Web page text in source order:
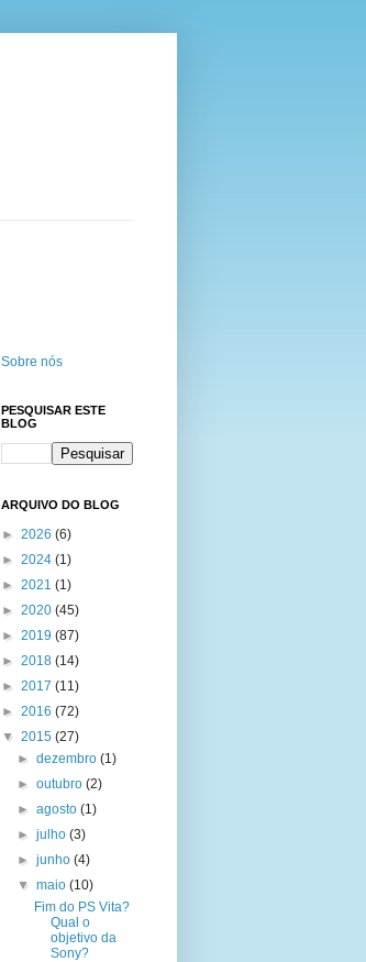
Sobre nós
PESQUISAR ESTE
BLOG
ARQUIVO DO BLOG
► 2026 (6)
► 2024 (1)
► 2021 (1)
► 2020 (45)
► 2019 (87)
► 2018 (14)
► 2017 (11)
► 2016 (72)
▼ 2015 (27)
►dezembro(1)
►outubro(2)
►agosto(1)
►julho(3)
►junho(4)
▼maio(10)
Fim do PS Vita?
Qual o
objetivo da
Sony?